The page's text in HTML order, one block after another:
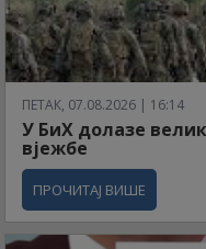
ПЕТАК, 07.08.2026 | 16:14
У БиХ долазе
вјежбе
ПРОЧИТАЈ ВИШЕ